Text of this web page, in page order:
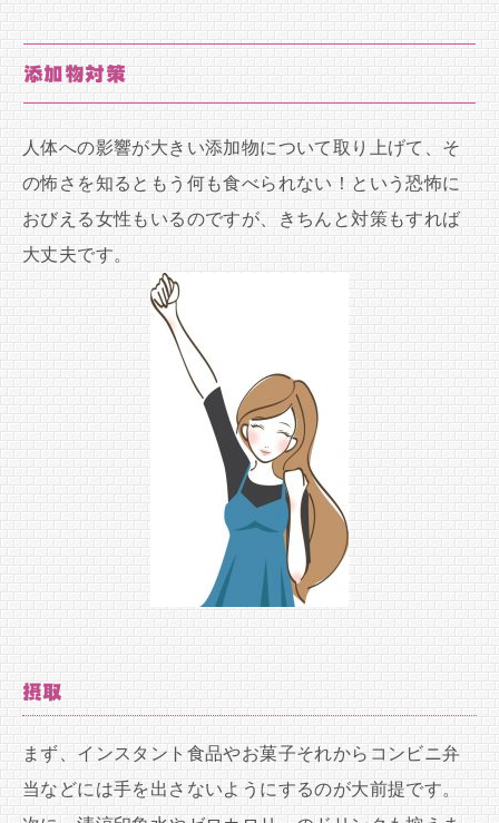
添加物対策
人体への影響が大きい添加物について取り上げて、そ
の怖さを知るともう何も食べられない！という恐怖に
おびえる女性もいるのですが、きちんと対策もすれば
大丈夫です。
摂取
まず、インスタント食品やお菓子それからコンビニ弁
当などには手を出さないようにするのが大前提です。